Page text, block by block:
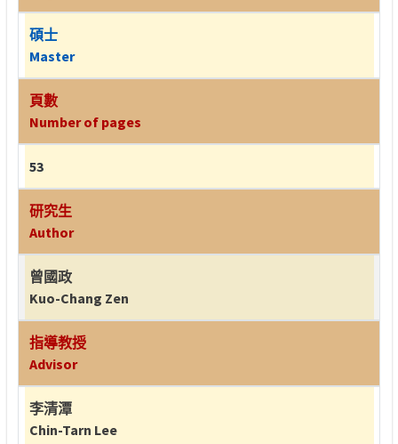
碩士
Master
頁數
Number of pages
53
研究生
Author
曾國政
Kuo-Chang Zen
指導教授
Advisor
李清潭
Chin-Tarn Lee